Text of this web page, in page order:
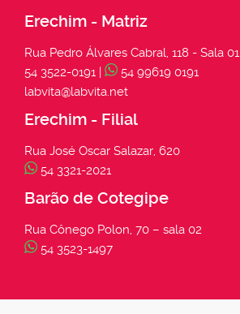
Erechim - Matriz
Rua Pedro Álvares Cabral, 118 - Sala 01
54 3522-0191 |
54 99619 0191
labvita@labvita.net
Erechim - Filial
Rua José Oscar Salazar, 620
54 3321-2021
Barão de Cotegipe
Rua Cônego Polon, 70 – sala 02
54 3523-1497